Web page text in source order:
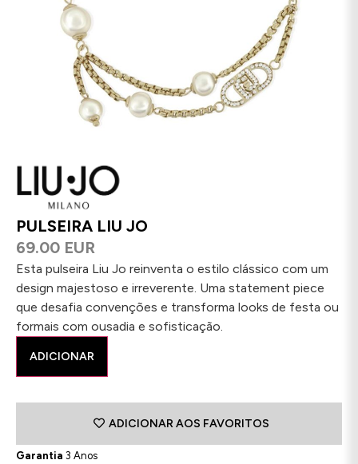
PULSEIRA LIU JO
69.00 EUR
Esta pulseira Liu Jo reinventa o estilo clássico com um
design majestoso e irreverente. Uma statement piece
que desafia convenções e transforma looks de festa ou
formais com ousadia e sofisticação.
ADICIONAR
ADICIONAR AOS FAVORITOS
Garantia 3 Anos